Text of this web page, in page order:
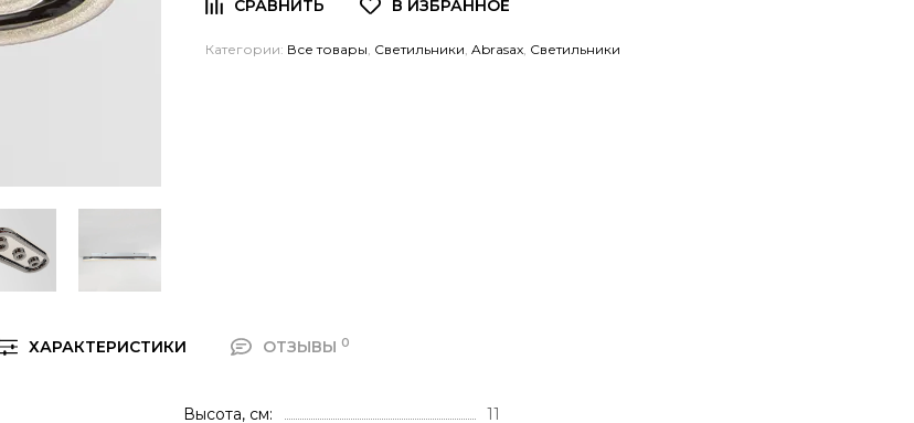
Категории: Все товары Светильники Abrasax Светильники
ХАРАКТЕРИСТИКИ ОТЗЫВЫ 0
Высота, см 11